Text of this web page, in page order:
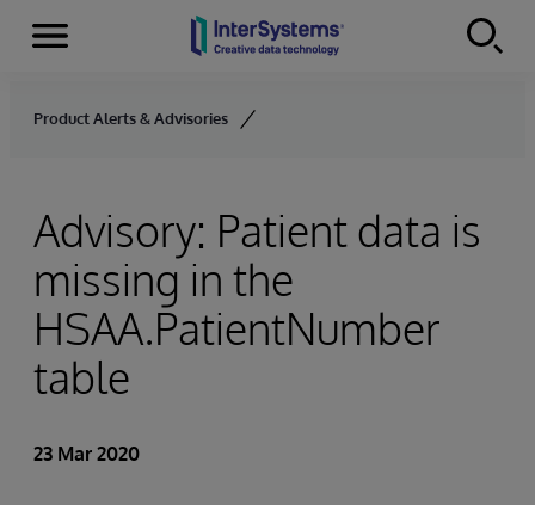
Skip to content
Menu
Product Alerts & Advisories
Advisory: Patient data is
missing in the
HSAA.PatientNumber
table
23 Mar 2020